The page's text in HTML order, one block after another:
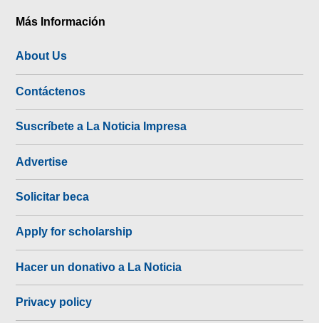
Más Información
About Us
Contáctenos
Suscríbete a La Noticia Impresa
Advertise
Solicitar beca
Apply for scholarship
Hacer un donativo a La Noticia
Privacy policy